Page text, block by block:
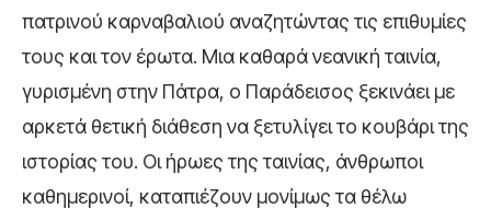
πατρινού καρναβαλιού αναζητώντας τις επιθυμίες
τους και τον έρωτα. Μια καθαρά νεανική ταινία,
γυρισμένη στην Πάτρα, ο Παράδεισος ξεκινάει με
αρκετά θετική διάθεση να ξετυλίγει το κουβάρι της
ιστορίας του. Οι ήρωες της ταινίας, άνθρωποι
καθημερινοί, καταπιέζουν μονίμως τα θέλω